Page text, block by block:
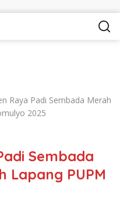
Raya Padi Sembada Merah
2025
Sembada
Lapang PUPM